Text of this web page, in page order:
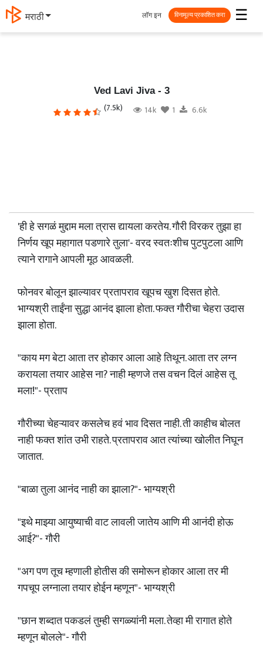
தமிழ் ☰
लॉग इन विनामूल्य प्रकाशित करा
Ved Lavi Jiva - 3
(7.5k) 14k 1 6.6k
'ही हे सगळं मुद्दाम मला त्रास द्यायला करतेय. गौरी विरकर तुझा हा
निर्णय खूप महागात पडणारे तुला'- वरद स्वतःशीच पुटपुटला आणि
त्याने रागाने आपली मूठ आवळली.
फोनवर बोलून झाल्यावर प्रतापराव खूपच खुश दिसत होते.
भाग्यश्री ताईंना सुद्धा आनंद झाला होता. फक्त गौरीचा चेहरा उदास
झाला होता.
"काय मग बेटा आता तर होकार आला आहे तिथून. आता तर लग्न
करायला तयार आहेस ना? नाही म्हणजे तस वचन दिलं आहेस तू
मला!"- प्रताप
गौरीच्या चेहऱ्यावर कसलेच हवं भाव दिसत नाही. ती काहीच बोलत
नाही फक्त शांत उभी राहते. प्रतापराव आत त्यांच्या खोलीत निघून
जातात.
"बाळा तुला आनंद नाही का झाला?"- भाग्यश्री
"इथे माझ्या आयुष्याची वाट लावली जातेय आणि मी आनंदी होऊ
आई?"- गौरी
"अग पण तूच म्हणाली होतीस की समोरून होकार आला तर मी
गपचूप लग्नाला तयार होईन म्हणून"- भाग्यश्री
"छान शब्दात पकडलं तुम्ही सगळ्यांनी मला. तेव्हा मी रागात होते
म्हणून बोलले"- गौरी